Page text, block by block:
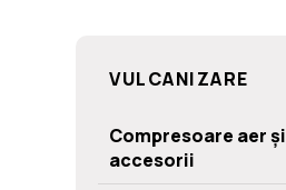
VULCANIZARE
Compresoare aer și
accesorii